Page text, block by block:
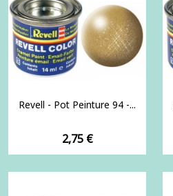
Revell - Pot Peinture 94 -...
Prix
2,75 €